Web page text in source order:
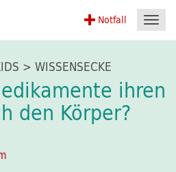
Notfall
> WISSENSECKE
ihren
den Körper?